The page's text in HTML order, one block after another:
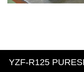
YZF-R125